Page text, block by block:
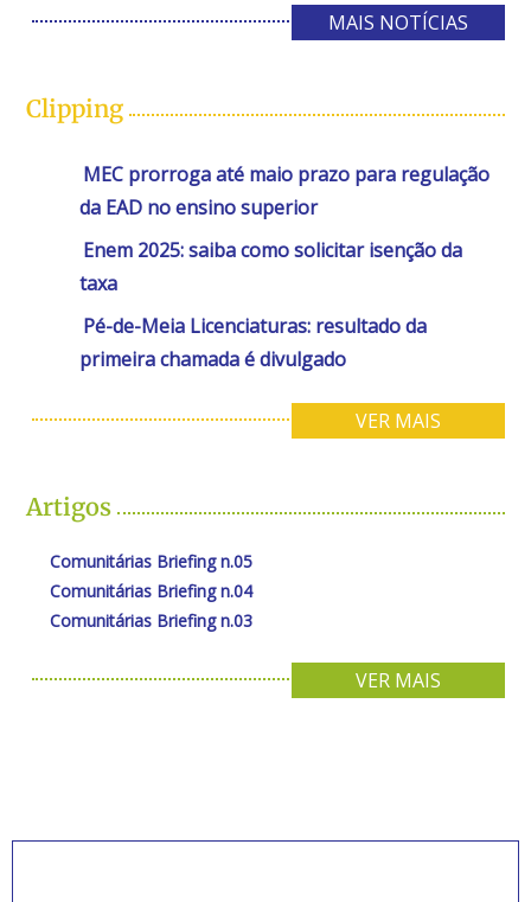
MAIS NOTÍCIAS
Clipping
MEC prorroga até maio prazo para regulação
da EAD no ensino superior
Enem 2025: saiba como solicitar isenção da
taxa
Pé-de-Meia Licenciaturas: resultado da
primeira chamada é divulgado
VER MAIS
Artigos
Comunitárias Briefing n.05
Comunitárias Briefing n.04
Comunitárias Briefing n.03
VER MAIS